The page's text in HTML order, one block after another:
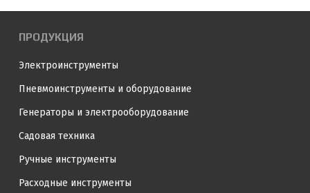
ПРОДУКЦИЯ
Электроинструменты
Пневмоинструменты и оборудование
Генераторы и электрооборудование
Садовая техника
Ручные инструменты
Расходные инструменты